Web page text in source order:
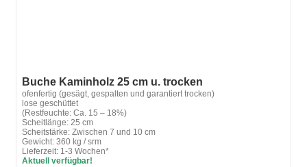
Buche Kaminholz 25 cm u. trocken
ofenfertig (gesägt, gespalten und garantiert trocken)
lose geschüttet
(Restfeuchte: Ca. 15 – 18%)
Scheitlänge: 25 cm
Scheitstärke: Zwischen 7 und 10 cm
Gewicht: 360 kg / srm
Lieferzeit: 1-3 Wochen*
Aktuell verfügbar!